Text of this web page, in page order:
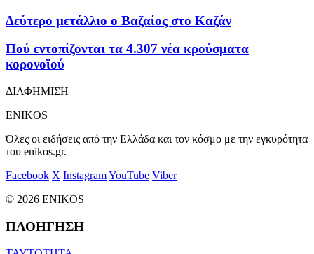
Δεύτερο μετάλλιο ο Βαζαίος στο Καζάν
Πού εντοπίζονται τα 4.307 νέα κρούσματα
κορονοϊού
ΔΙΑΦΗΜΙΣΗ
ENIKOS
Όλες οι ειδήσεις από την Ελλάδα και τον κόσμο με την εγκυρότητα
του enikos.gr.
Facebook X InstagramYouTube Viber
© 2026 ENIKOS
ΠΛΟΗΓΗΣΗ